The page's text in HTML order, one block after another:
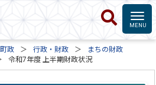
町政 行政・財政
まちの財政
令和7年度 上半期財政状況